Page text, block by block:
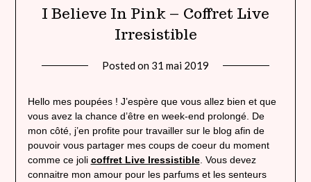
I Believe In Pink – Coffret Live
Irresistible
Posted on 31 mai 2019
heavenly
Hello mes poupées ! J’espère que vous allez bien et que
vous avez la chance d’être en week-end prolongé. De
mon côté, j’en profite pour travailler sur le blog afin de
pouvoir vous partager mes coups de coeur du moment
comme ce joli coffret Live Iressistible. Vous devez
connaitre mon amour pour les parfums et les senteurs